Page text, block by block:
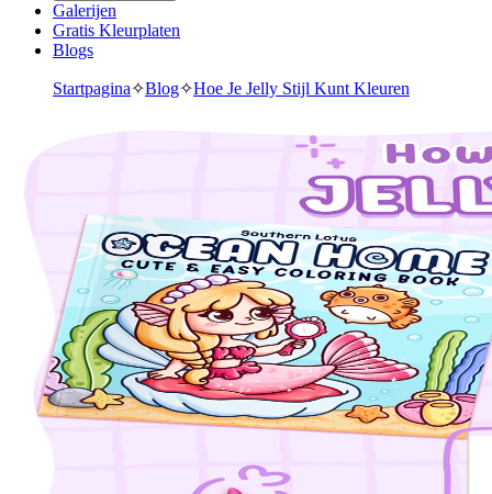
Galerijen
Gratis Kleurplaten
Blogs
Startpagina✧Blog✧Hoe Je Jelly Stijl Kunt Kleuren